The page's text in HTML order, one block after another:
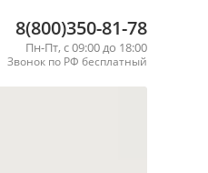
8(800)350-81-78
Пн-Пт, с 09:00 до 18:00
Звонок по РФ бесплатный